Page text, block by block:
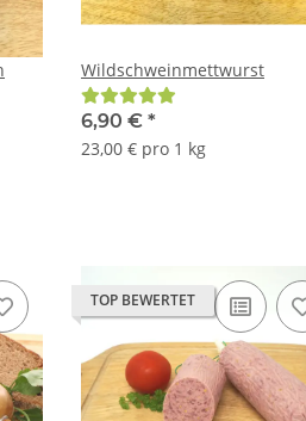
Wildschweinmettwurst
6,90 € *
23,00 € pro 1 kg
TOP BEWERTET